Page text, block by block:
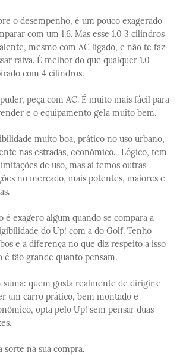
o desempenho, é um pouco exagerado
com um 1.6. Mas esse 1.0 3 cilindros
mesmo com AC ligado, e não te faz
raiva. É melhor do que qualquer 1.0
com 4 cilindros.
peça com AC. É muito mais fácil para
e o equipamento gela muito bem.
muito boa, prático no uso urbano,
nas estradas, econômico... Lógico, tem
de uso, mas aí temos outras
no mercado, mais potentes, maiores e
é exagero algum quando se compara a
do Up! com a do Golf. Tenho
e a diferença no que diz respeito a isso
é tão grande quanto pensam.
suma: quem gosta realmente de dirigir e
um carro prático, bem montado e
opta pelo Up! sem pensar duas
sorte na sua compra.